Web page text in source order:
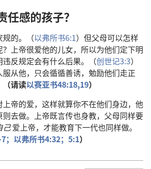
任感的孩子？
规的。（以弗所书6:1）但父母可以怎样
上帝很爱他的儿女，所以为他们定下明
反规定会有什么后果。（创世记3:3）
从他，只会循循善诱，勉励他们走正
（请读以赛亚书48:18,19）
帝的爱，这样就算你不在他们身边，他
去做。上帝既言传也身教，父母同样要
己爱上帝，才能教育下一代也同样做。
以弗所书4:32； 5:1）